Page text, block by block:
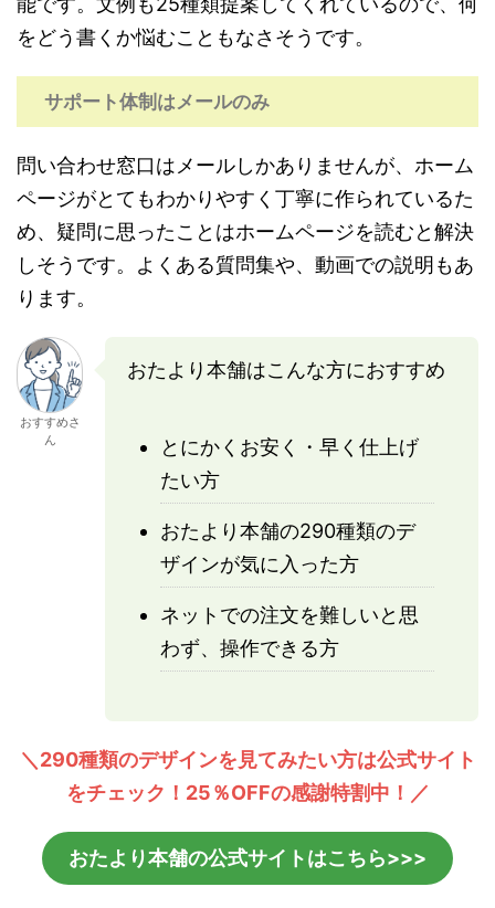
をどう書くか悩むこともなさそうです。
サポート体制はメールのみ
問い合わせ窓口はメールしかありませんが、ホーム
ページがとてもわかりやすく丁寧に作られているた
め、疑問に思ったことはホームページを読むと解決
しそうです。よくある質問集や、動画での説明もあ
ります。
おすすめさ
ん
おたより本舗はこんな方におすすめ
とにかくお安く・早く仕上げ
たい方
おたより本舗の290種類のデ
ザインが気に入った方
ネットでの注文を難しいと思
わず、操作できる方
＼290種類のデザインを見てみたい方は公式サイト
をチェック！25％OFFの感謝特割中！／
おたより本舗の公式サイトはこちら>>>